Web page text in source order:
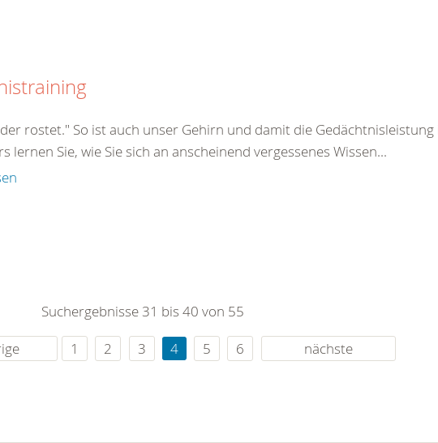
rostet." So ist auch unser Gehirn und damit die
lernen Sie, wie Sie sich an anscheinend vergessenes Wissen...
Suchergebnisse 31 bis 40 von 55
1 2 3 4 5 6 nächste